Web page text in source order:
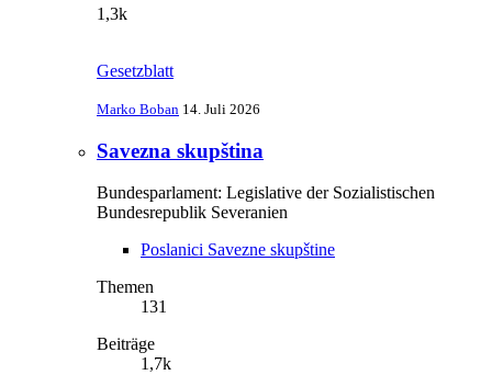
1,3k
Gesetzblatt
Marko Boban 14. Juli 2026
Savezna skupština
Bundesparlament: Legislative der Sozialistischen
Bundesrepublik Severanien
Poslanici Savezne skupštine
Themen
131
Beiträge
1,7k